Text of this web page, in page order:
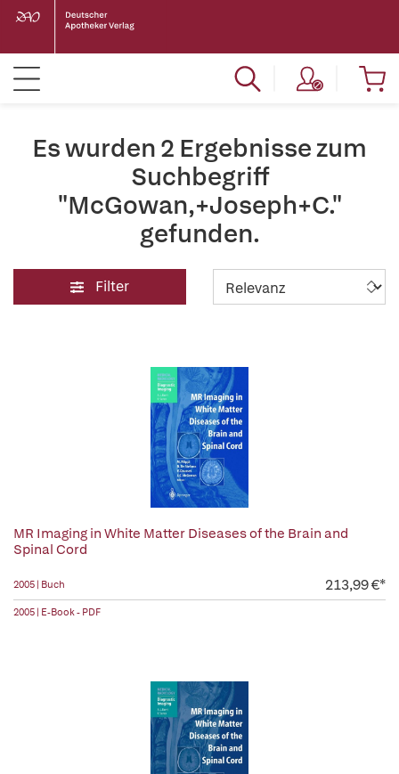
Es wurden 2 Ergebnisse zum
Suchbegriff
"McGowan,+Joseph+C."
gefunden.
Filter
MR Imaging in White Matter Diseases of the Brain and
Spinal Cord
2005 | Buch 213,99 €*
2005 | E-Book - PDF